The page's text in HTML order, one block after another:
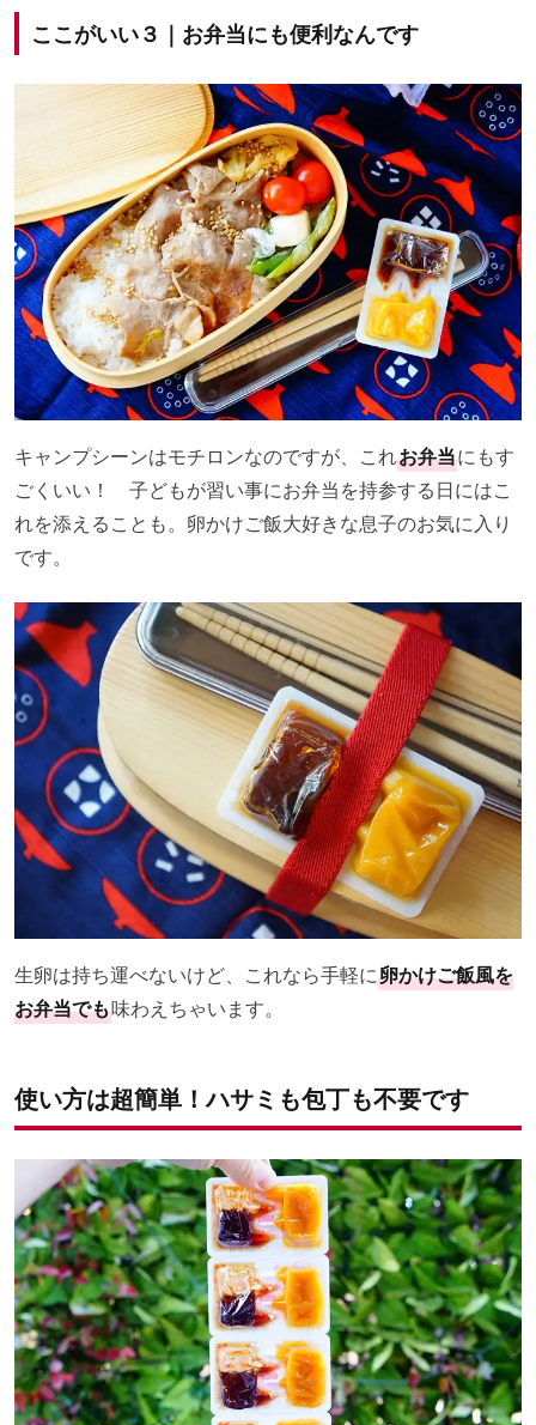
ここがいい３｜お弁当にも便利なんです
キャンプシーンはモチロンなのですが、これお弁当にもす
ごくいい！ 子どもが習い事にお弁当を持参する日にはこ
れを添えることも。卵かけご飯大好きな息子のお気に入り
です。
生卵は持ち運べないけど、これなら手軽に卵かけご飯風を
お弁当でも味わえちゃいます。
使い方は超簡単！ハサミも包丁も不要です